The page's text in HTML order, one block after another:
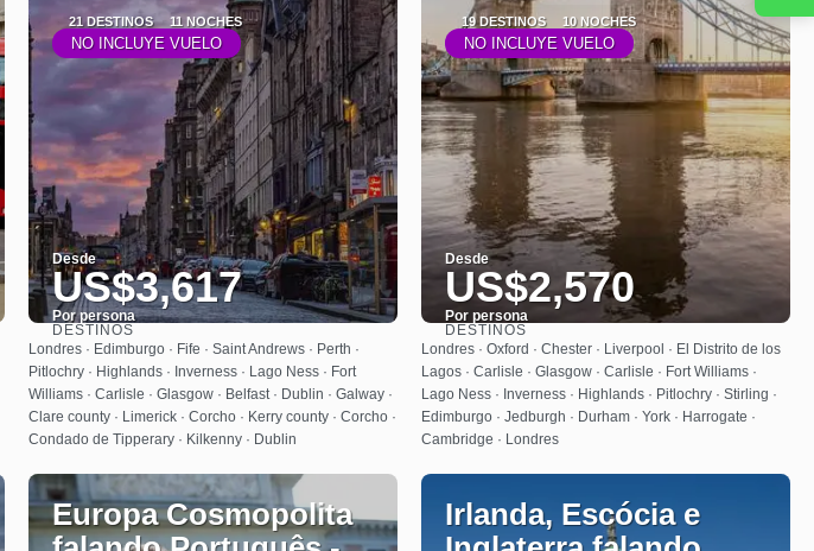
21 DESTINOS 11 NOCHES
NO INCLUYE VUELO
Desde
US$3,617
Por persona
Ver
DESTINOS
Londres · Edimburgo · Fife · Saint Andrews · Perth ·
Pitlochry · Highlands · Inverness · Lago Ness · Fort
Williams · Carlisle · Glasgow · Belfast · Dublin · Galway ·
Clare county · Limerick · Corcho · Kerry county · Corcho ·
Condado de Tipperary · Kilkenny · Dublin
19 DESTINOS 10 NOCHES
NO INCLUYE VUELO
Desde
US$2,570
Por persona
Ver
DESTINOS
Londres · Oxford · Chester · Liverpool · El Distrito de los
Lagos · Carlisle · Glasgow · Carlisle · Fort Williams ·
Lago Ness · Inverness · Highlands · Pitlochry · Stirling ·
Edimburgo · Jedburgh · Durham · York · Harrogate ·
Cambridge · Londres
Europa Cosmopolita
Irlanda, Escócia e